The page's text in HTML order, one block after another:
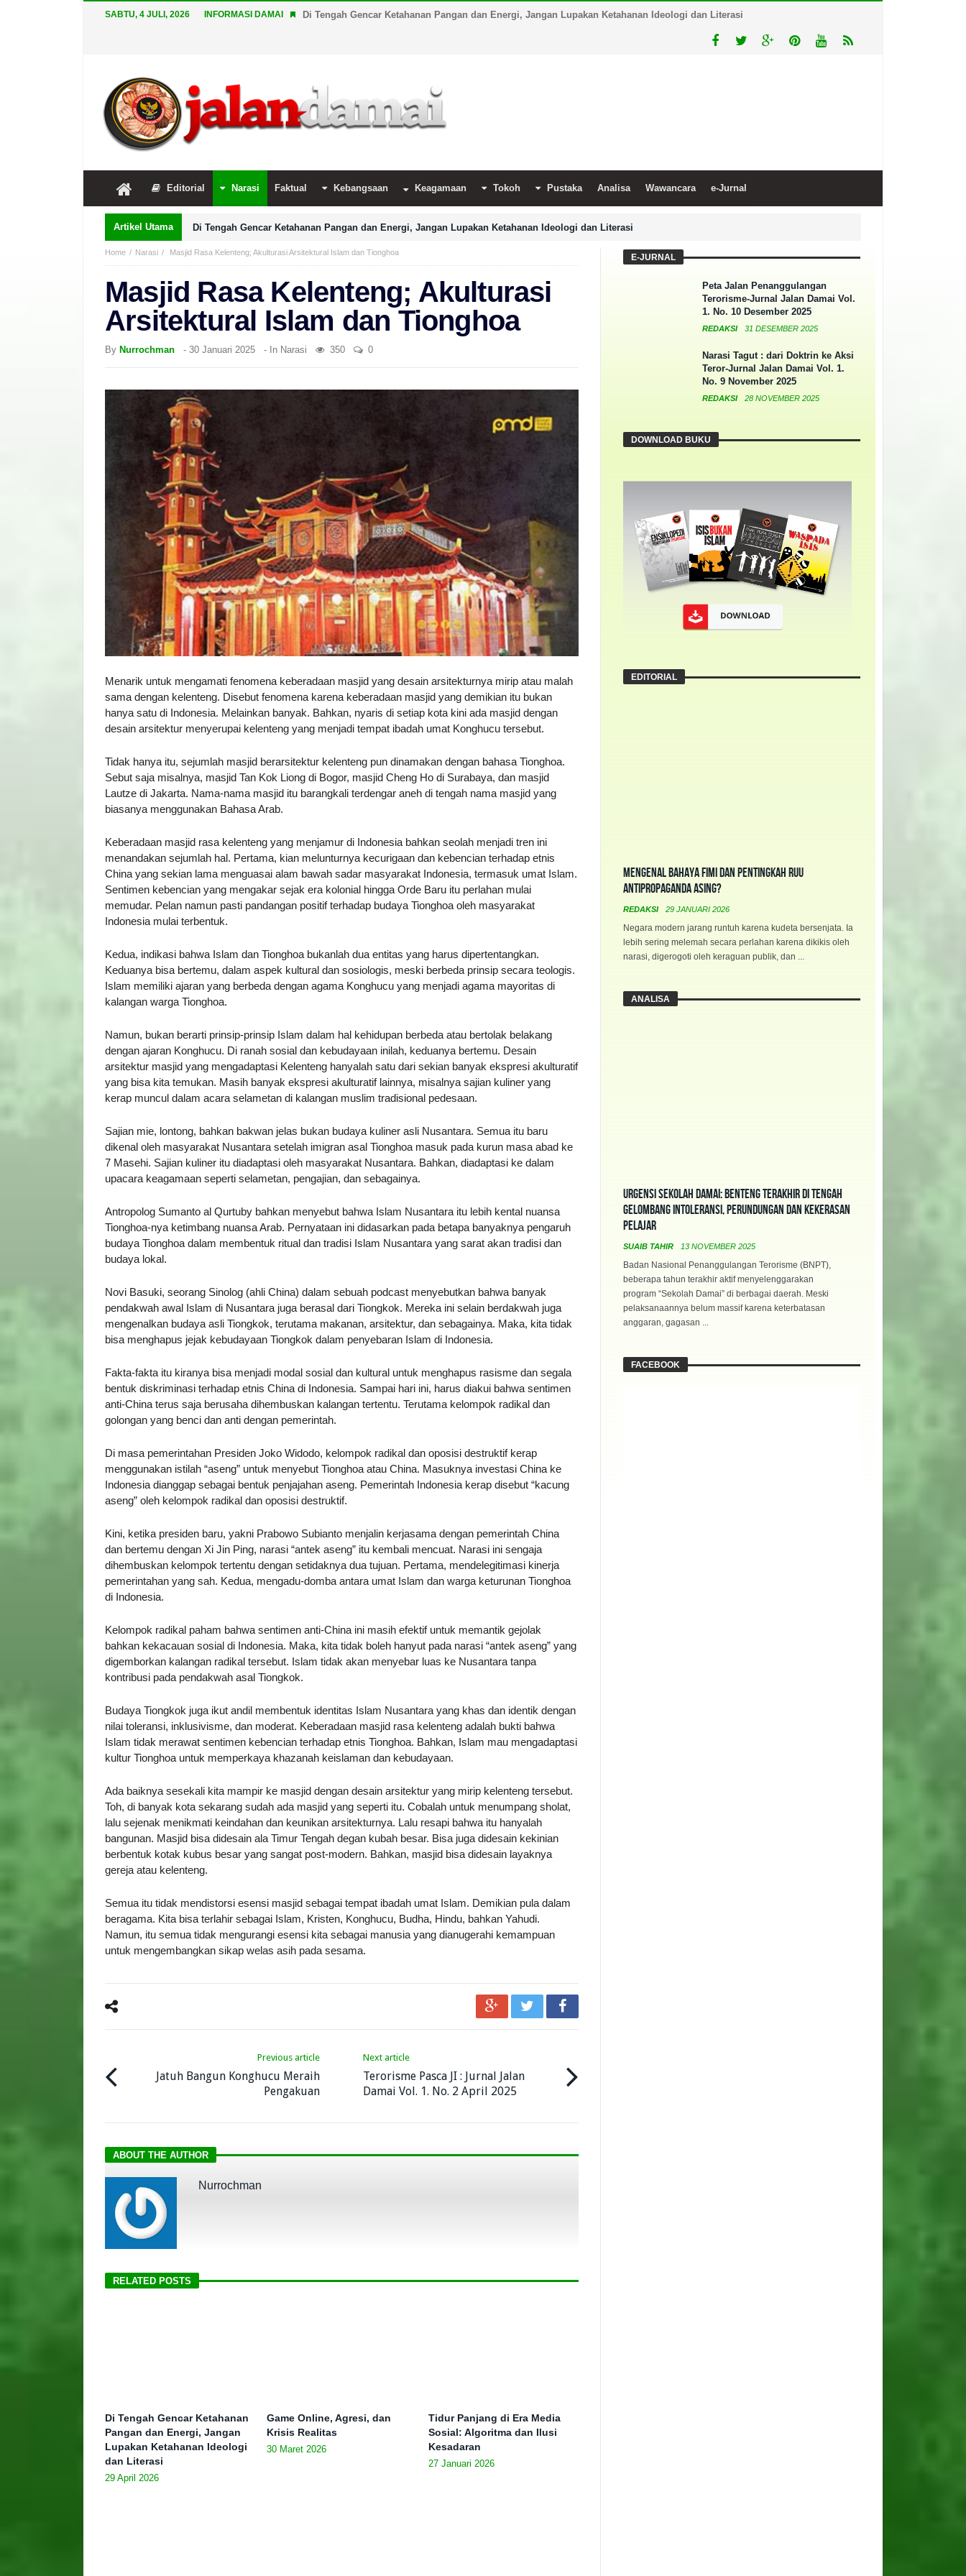
SABTU, 4 JULI, 2026 INFORMASI DAMAI Di Tengah Gencar Ketahanan Pangan dan Energi, Jangan Lupakan Ketahanan Ideologi dan Literasi
Editorial Narasi Faktual Kebangsaan Keagamaan Tokoh Pustaka Analisa Wawancara e-Jurnal
Artikel Utama Di Tengah Gencar Ketahanan Pangan dan Energi, Jangan Lupakan Ketahanan Ideologi dan Literasi
Home Narasi Masjid Rasa Kelenteng; Akulturasi Arsitektural Islam dan Tionghoa
Masjid Rasa Kelenteng; Akulturasi
Arsitektural Islam dan Tionghoa
By Nurrochman - 30 Januari 2025 - In Narasi 350 0
Menarik untuk mengamati fenomena keberadaan masjid yang desain arsitekturnya mirip atau malah
sama dengan kelenteng. Disebut fenomena karena keberadaan masjid yang demikian itu bukan
hanya satu di Indonesia. Melainkan banyak. Bahkan, nyaris di setiap kota kini ada masjid dengan
desain arsitektur menyerupai kelenteng yang menjadi tempat ibadah umat Konghucu tersebut.
Tidak hanya itu, sejumlah masjid berarsitektur kelenteng pun dinamakan dengan bahasa Tionghoa.
Sebut saja misalnya, masjid Tan Kok Liong di Bogor, masjid Cheng Ho di Surabaya, dan masjid
Lautze di Jakarta. Nama-nama masjid itu barangkali terdengar aneh di tengah nama masjid yang
biasanya menggunakan Bahasa Arab.
Keberadaan masjid rasa kelenteng yang menjamur di Indonesia bahkan seolah menjadi tren ini
menandakan sejumlah hal. Pertama, kian melunturnya kecurigaan dan kebencian terhadap etnis
China yang sekian lama menguasai alam bawah sadar masyarakat Indonesia, termasuk umat Islam.
Sentimen kebencian yang mengakar sejak era kolonial hingga Orde Baru itu perlahan mulai
memudar. Pelan namun pasti pandangan positif terhadap budaya Tionghoa oleh masyarakat
Indonesia mulai terbentuk.
Kedua, indikasi bahwa Islam dan Tionghoa bukanlah dua entitas yang harus dipertentangkan.
Keduanya bisa bertemu, dalam aspek kultural dan sosiologis, meski berbeda prinsip secara teologis.
Islam memiliki ajaran yang berbeda dengan agama Konghucu yang menjadi agama mayoritas di
kalangan warga Tionghoa.
Namun, bukan berarti prinsip-prinsip Islam dalam hal kehidupan berbeda atau bertolak belakang
dengan ajaran Konghucu. Di ranah sosial dan kebudayaan inilah, keduanya bertemu. Desain
arsitektur masjid yang mengadaptasi Kelenteng hanyalah satu dari sekian banyak ekspresi akulturatif
yang bisa kita temukan. Masih banyak ekspresi akulturatif lainnya, misalnya sajian kuliner yang
kerap muncul dalam acara selametan di kalangan muslim tradisional pedesaan.
Sajian mie, lontong, bahkan bakwan jelas bukan budaya kuliner asli Nusantara. Semua itu baru
dikenal oleh masyarakat Nusantara setelah imigran asal Tionghoa masuk pada kurun masa abad ke
7 Masehi. Sajian kuliner itu diadaptasi oleh masyarakat Nusantara. Bahkan, diadaptasi ke dalam
upacara keagamaan seperti selametan, pengajian, dan sebagainya.
Antropolog Sumanto al Qurtuby bahkan menyebut bahwa Islam Nusantara itu lebih kental nuansa
Tionghoa-nya ketimbang nuansa Arab. Pernyataan ini didasarkan pada betapa banyaknya pengaruh
budaya Tionghoa dalam membentuk ritual dan tradisi Islam Nusantara yang sarat akan tradisi dan
budaya lokal.
Novi Basuki, seorang Sinolog (ahli China) dalam sebuah podcast menyebutkan bahwa banyak
pendakwah awal Islam di Nusantara juga berasal dari Tiongkok. Mereka ini selain berdakwah juga
mengenalkan budaya asli Tiongkok, terutama makanan, arsitektur, dan sebagainya. Maka, kita tidak
bisa menghapus jejak kebudayaan Tiongkok dalam penyebaran Islam di Indonesia.
Fakta-fakta itu kiranya bisa menjadi modal sosial dan kultural untuk menghapus rasisme dan segala
bentuk diskriminasi terhadap etnis China di Indonesia. Sampai hari ini, harus diakui bahwa sentimen
anti-China terus saja berusaha dihembuskan kalangan tertentu. Terutama kelompok radikal dan
golongan yang benci dan anti dengan pemerintah.
Di masa pemerintahan Presiden Joko Widodo, kelompok radikal dan oposisi destruktif kerap
menggunakan istilah “aseng” untuk menyebut Tionghoa atau China. Masuknya investasi China ke
Indonesia dianggap sebagai bentuk penjajahan aseng. Pemerintah Indonesia kerap disebut “kacung
aseng” oleh kelompok radikal dan oposisi destruktif.
Kini, ketika presiden baru, yakni Prabowo Subianto menjalin kerjasama dengan pemerintah China
dan bertemu dengan Xi Jin Ping, narasi “antek aseng” itu kembali mencuat. Narasi ini sengaja
dihembuskan kelompok tertentu dengan setidaknya dua tujuan. Pertama, mendelegitimasi kinerja
pemerintahan yang sah. Kedua, mengadu-domba antara umat Islam dan warga keturunan Tionghoa
di Indonesia.
Kelompok radikal paham bahwa sentimen anti-China ini masih efektif untuk memantik gejolak
bahkan kekacauan sosial di Indonesia. Maka, kita tidak boleh hanyut pada narasi “antek aseng” yang
digemborkan kalangan radikal tersebut. Islam tidak akan menyebar luas ke Nusantara tanpa
kontribusi pada pendakwah asal Tiongkok.
Budaya Tiongkok juga ikut andil membentuk identitas Islam Nusantara yang khas dan identik dengan
nilai toleransi, inklusivisme, dan moderat. Keberadaan masjid rasa kelenteng adalah bukti bahwa
Islam tidak merawat sentimen kebencian terhadap etnis Tionghoa. Bahkan, Islam mau mengadaptasi
kultur Tionghoa untuk memperkaya khazanah keislaman dan kebudayaan.
Ada baiknya sesekali kita mampir ke masjid dengan desain arsitektur yang mirip kelenteng tersebut.
Toh, di banyak kota sekarang sudah ada masjid yang seperti itu. Cobalah untuk menumpang sholat,
lalu sejenak menikmati keindahan dan keunikan arsitekturnya. Lalu resapi bahwa itu hanyalah
bangunan. Masjid bisa didesain ala Timur Tengah degan kubah besar. Bisa juga didesain kekinian
berbentuk kotak kubus besar yang sangat post-modern. Bahkan, masjid bisa didesain layaknya
gereja atau kelenteng.
Semua itu tidak mendistorsi esensi masjid sebagai tempat ibadah umat Islam. Demikian pula dalam
beragama. Kita bisa terlahir sebagai Islam, Kristen, Konghucu, Budha, Hindu, bahkan Yahudi.
Namun, itu semua tidak mengurangi esensi kita sebagai manusia yang dianugerahi kemampuan
untuk mengembangkan sikap welas asih pada sesama.
Previous article
Jatuh Bangun Konghucu Meraih
Pengakuan
Next article
Terorisme Pasca JI : Jurnal Jalan
Damai Vol. 1. No. 2 April 2025
ABOUT THE AUTHOR
Nurrochman
RELATED POSTS
Di Tengah Gencar Ketahanan
Pangan dan Energi, Jangan
Lupakan Ketahanan Ideologi
dan Literasi
29 April 2026
Game Online, Agresi, dan
Krisis Realitas
30 Maret 2026
Tidur Panjang di Era Media
Sosial: Algoritma dan Ilusi
Kesadaran
27 Januari 2026
E-JURNAL
Peta Jalan Penanggulangan
Terorisme-Jurnal Jalan Damai Vol.
1. No. 10 Desember 2025
REDAKSI 31 DESEMBER 2025
Narasi Tagut : dari Doktrin ke Aksi
Teror-Jurnal Jalan Damai Vol. 1.
No. 9 November 2025
REDAKSI 28 NOVEMBER 2025
DOWNLOAD BUKU
EDITORIAL
Mengenal Bahaya FIMI dan Pentingkah RUU
Antipropaganda Asing?
REDAKSI 29 JANUARI 2026
Negara modern jarang runtuh karena kudeta bersenjata. Ia
lebih sering melemah secara perlahan karena dikikis oleh
narasi, digerogoti oleh keraguan publik, dan ...
ANALISA
Urgensi Sekolah Damai: Benteng Terakhir di Tengah
Gelombang Intoleransi, Perundungan dan Kekerasan
Pelajar
SUAIB TAHIR 13 NOVEMBER 2025
Badan Nasional Penanggulangan Terorisme (BNPT),
beberapa tahun terakhir aktif menyelenggarakan
program “Sekolah Damai” di berbagai daerah. Meski
pelaksanaannya belum massif karena keterbatasan
anggaran, gagasan ...
FACEBOOK